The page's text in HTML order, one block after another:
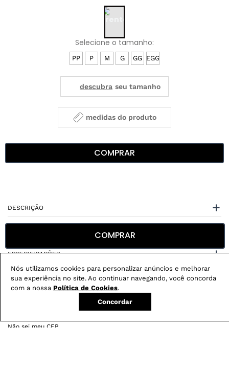
Nós utilizamos cookies para personalizar anúncios e melhorar
sua experiência no site. Ao continuar navegando, você concorda
com a nossa Política de Cookies.
Concordar
PP P M G GG EGG
medidas do produto
COMPRAR
DESCRIÇÃO
ESPECIFICAÇÕES
Não sei meu CEP
COMPRAR